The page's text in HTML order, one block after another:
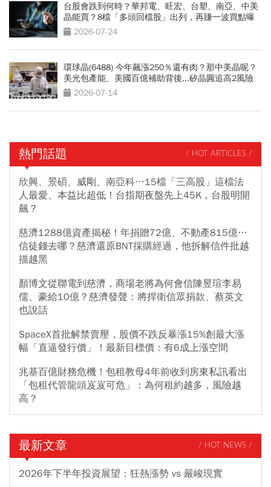
台股會跌到何時？華邦電、旺宏、台塑、南亞、中美
晶能買？8檔「多頭回檔股」出列，再賺一波買點曝
光 2026-07-24
環球晶(6488) 今年飆漲250％還有肉？那中美晶呢？
美光包產能、美國百億補助背後...矽晶圓追高2風險
2026-07-14
熱門話題 / HOT ARTICLES /
欣興、景碩、威剛、南亞科…15檔「三高股」這檔法
人最愛、本益比超低！台指期夜盤先上45K，台股明開
飆？
慈濟1288億資產揭秘！年捐贈72億、不動產815億…
信徒錢去哪？慈濟還原BNT採購經過，他拆解信件批越
描越黑
顏博文從聯電到慈濟，商場老將為何會信陳昱瑄李易
儒、豪給10億？慈濟發聲：將捍衛信眾捐款、蔡英文
也說話
SpaceX首批解禁賣壓，股價不跌反暴漲15%創最大漲
幅「直逼發行價」！最新目標價：有6成上漲空間
兆基百億財務危機！包租教母4年前收到房東私訊看出
「包租代管龍頭岌岌可危」：為何租約越多，風險越
高？
最新文章 / HOT NEWS /
2026年下半年投資展望：狂熱漲勢 vs 嚴峻現實